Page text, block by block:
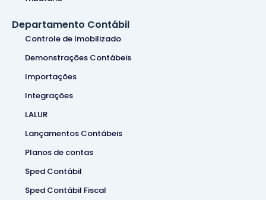
Departamento Contábil
Controle de Imobilizado
Demonstrações Contábeis
Importações
Integrações
LALUR
Lançamentos Contábeis
Planos de contas
Sped Contábil
Sped Contábil Fiscal